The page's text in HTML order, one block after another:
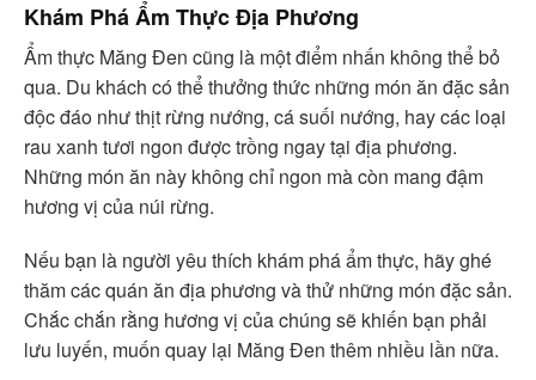
Khám Phá Ẩm Thực Địa Phương
Ẩm thực Măng Đen cũng là một điểm nhấn không thể bỏ
qua. Du khách có thể thưởng thức những món ăn đặc sản
độc đáo như thịt rừng nướng, cá suối nướng, hay các loại
rau xanh tươi ngon được trồng ngay tại địa phương.
Những món ăn này không chỉ ngon mà còn mang đậm
hương vị của núi rừng.
Nếu bạn là người yêu thích khám phá ẩm thực, hãy ghé
thăm các quán ăn địa phương và thử những món đặc sản.
Chắc chắn rằng hương vị của chúng sẽ khiến bạn phải
lưu luyến, muốn quay lại Măng Đen thêm nhiều lần nữa.